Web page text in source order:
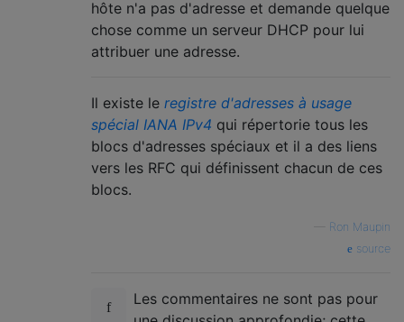
hôte n'a pas d'adresse et demande quelque
chose comme un serveur DHCP pour lui
attribuer une adresse.
Il existe le registre d'adresses à usage
spécial IANA IPv4 qui répertorie tous les
blocs d'adresses spéciaux et il a des liens
vers les RFC qui définissent chacun de ces
blocs.
Ron Maupin
source
Les commentaires ne sont pas pour